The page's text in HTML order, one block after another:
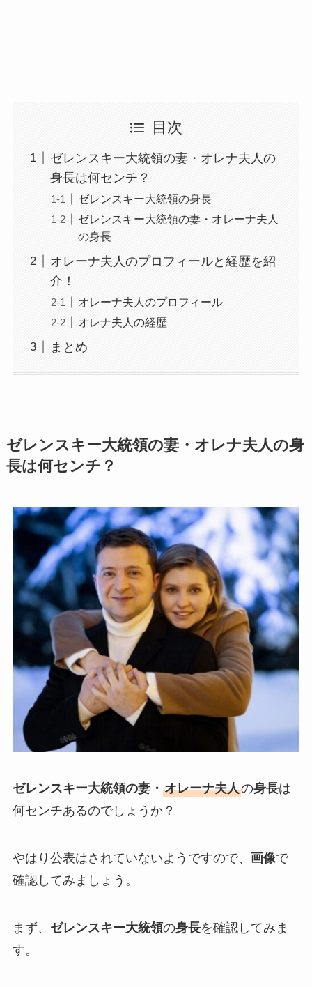
目次
ゼレンスキー大統領の妻・オレナ夫人の
身長は何センチ？
ゼレンスキー大統領の身長
ゼレンスキー大統領の妻・オレーナ夫人
の身長
オレーナ夫人のプロフィールと経歴を紹
介！
オレーナ夫人のプロフィール
オレナ夫人の経歴
まとめ
ゼレンスキー大統領の妻・オレナ夫人の身
長は何センチ？
ゼレンスキー大統領の妻・ オレーナ夫人の身長は
何センチあるのでしょうか？
やはり公表はされていないようですので、 画像で
確認してみましょう。
まず、 ゼレンスキー大統領の身長を確認してみま
す。